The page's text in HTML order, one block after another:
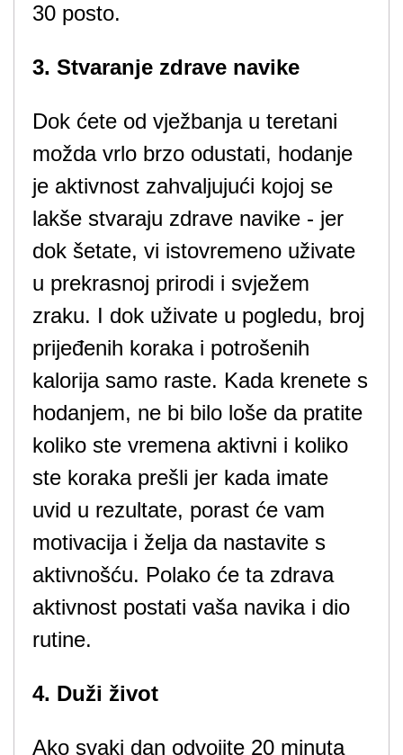
30 posto.
3. Stvaranje zdrave navike
Dok ćete od vježbanja u teretani
možda vrlo brzo odustati, hodanje
je aktivnost zahvaljujući kojoj se
lakše stvaraju zdrave navike - jer
dok šetate, vi istovremeno uživate
u prekrasnoj prirodi i svježem
zraku. I dok uživate u pogledu, broj
prijeđenih koraka i potrošenih
kalorija samo raste. Kada krenete s
hodanjem, ne bi bilo loše da pratite
koliko ste vremena aktivni i koliko
ste koraka prešli jer kada imate
uvid u rezultate, porast će vam
motivacija i želja da nastavite s
aktivnošću. Polako će ta zdrava
aktivnost postati vaša navika i dio
rutine.
4. Duži život
Ako svaki dan odvojite 20 minuta